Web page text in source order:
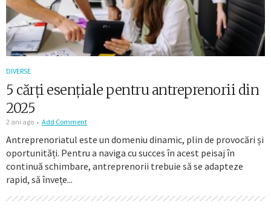
DIVERSE
5 cărți esențiale pentru antreprenorii din
2025
2 ani ago Add Comment
Antreprenoriatul este un domeniu dinamic, plin de provocări și
oportunități. Pentru a naviga cu succes în acest peisaj în
continuă schimbare, antreprenorii trebuie să se adapteze
rapid, să învețe...